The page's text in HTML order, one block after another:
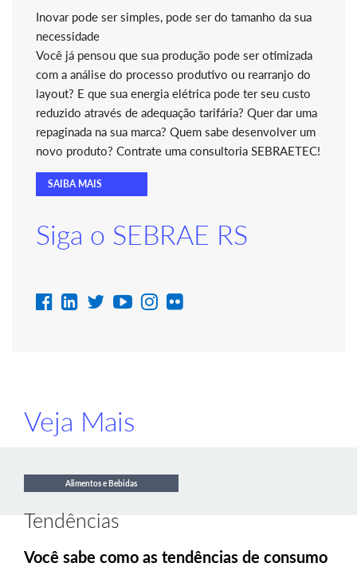
Inovar pode ser simples, pode ser do tamanho da sua
necessidade
Você já pensou que sua produção pode ser otimizada
com a análise do processo produtivo ou rearranjo do
layout? E que sua energia elétrica pode ter seu custo
reduzido através de adequação tarifária? Quer dar uma
repaginada na sua marca? Quem sabe desenvolver um
novo produto? Contrate uma consultoria SEBRAETEC!
SAIBA MAIS
Siga o SEBRAE RS
Veja Mais
Alimentos e Bebidas
Tendências
Você sabe como as tendências de consumo